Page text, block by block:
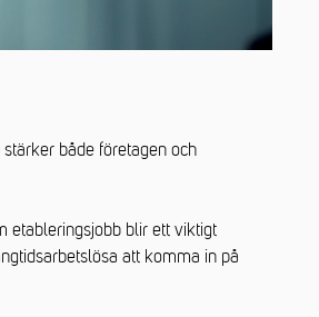
både företagen och
etableringsjobb blir ett viktigt
att komma in på